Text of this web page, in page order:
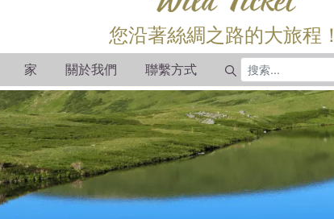
您沿著絲綢之路的大旅程！
家 關於我們 聯繫方式